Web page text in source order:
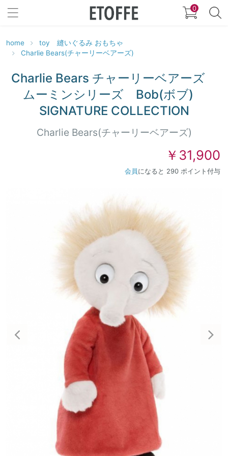
0
home
toy 縫いぐるみ おもちゃ
Charlie Bears(チャーリーベアーズ)
Charlie Bears チャーリーベアーズ
ムーミンシリーズ Bob(ボブ)
SIGNATURE COLLECTION
Charlie Bears(チャーリーベアーズ)
￥31,900
会員 になると 290 ポイント付与
Previous Next